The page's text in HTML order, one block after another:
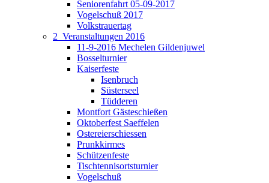
Seniorenfahrt 05-09-2017
Vogelschuß 2017
Volkstrauertag
2_Veranstaltungen 2016
11-9-2016 Mechelen Gildenjuwel
Bosselturnier
Kaiserfeste
Isenbruch
Süsterseel
Tüdderen
Montfort Gästeschießen
Oktoberfest Saeffelen
Ostereierschiessen
Prunkkirmes
Schützenfeste
Tischtennisortsturnier
Vogelschuß